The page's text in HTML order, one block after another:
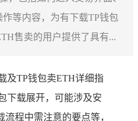
等内容，为有下载TP钱包
售卖的用户提供了具有...
及TP钱包卖ETH详细指
下载展开，可能涉及安
程中需注意的要点等，